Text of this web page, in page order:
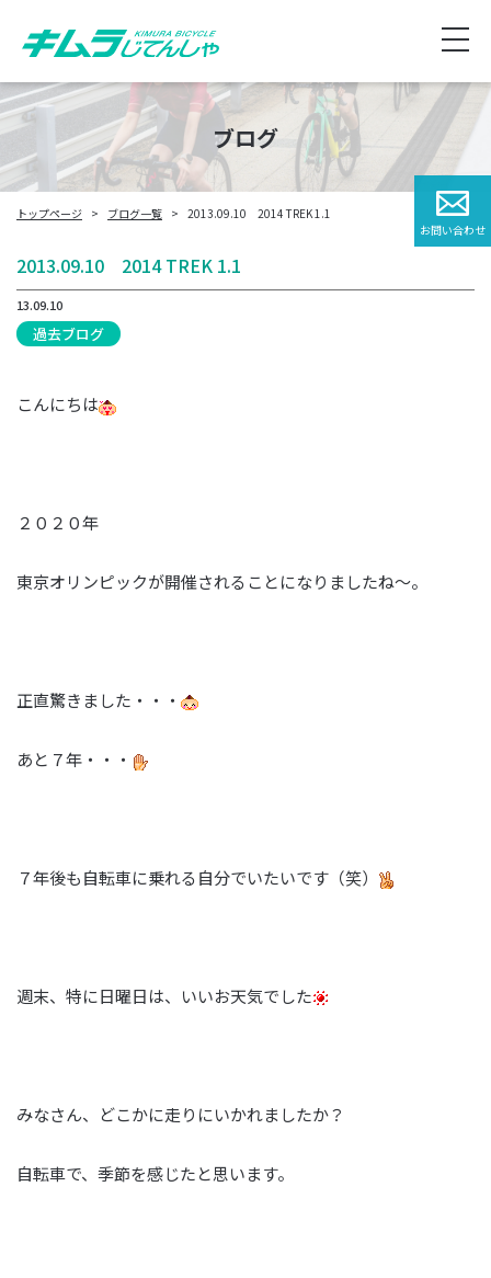
ブログ
トップページ ブログ一覧 2013.09.10 2014 TREK 1.1
2013.09.10 2014 TREK 1.1
13.09.10
過去ブログ
こんにちは
２０２０年
東京オリンピックが開催されることになりましたね～。
正直驚きました・・・
あと７年・・・
７年後も自転車に乗れる自分でいたいです（笑）
週末、特に日曜日は、いいお天気でした
みなさん、どこかに走りにいかれましたか？
自転車で、季節を感じたと思います。
お問い合わせ